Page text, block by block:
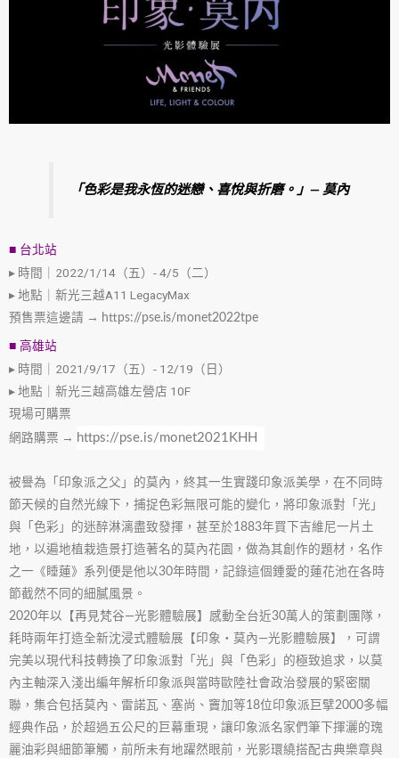
「色彩是我永恆的迷戀、喜悅與折磨。」— 莫內
■ 台北站
▸ 時間｜2022/1/14（五）- 4/5（二）
▸ 地點｜新光三越A11 LegacyMax
預售票這邊請 → https://pse.is/monet2022tpe
■ 高雄站
▸ 時間｜2021/9/17（五）- 12/19（日）
▸ 地點｜新光三越高雄左營店 10F
現場可購票
網路購票 → https://pse.is/monet2021KHH
被譽為「印象派之父」的莫內，終其一生實踐印象派美學，在不同時
節天候的自然光線下，捕捉色彩無限可能的變化，將印象派對「光」
與「色彩」的迷醉淋漓盡致發揮，甚至於1883年買下吉維尼一片土
地，以遍地植栽造景打造著名的莫內花園，做為其創作的題材，名作
之一《睡蓮》系列便是他以30年時間，記錄這個鍾愛的蓮花池在各時
節截然不同的細膩風景。
2020年以【再見梵谷—光影體驗展】感動全台近30萬人的策劃團隊，
耗時兩年打造全新沈浸式體驗展【印象‧莫內—光影體驗展】，可謂
完美以現代科技轉換了印象派對「光」與「色彩」的極致追求，以莫
內主軸深入淺出編年解析印象派與當時歐陸社會政治發展的緊密關
聯，集合包括莫內、雷諾瓦、塞尚、竇加等18位印象派巨擘2000多幅
經典作品，於超過五公尺的巨幕重現，讓印象派名家們筆下揮灑的瑰
麗油彩與細節筆觸，前所未有地躍然眼前，光影環繞搭配古典樂章與